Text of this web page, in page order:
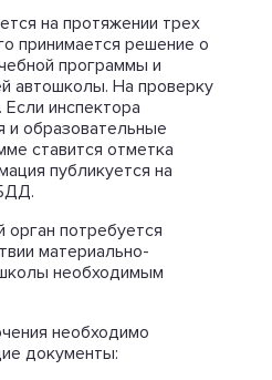
на протяжении трех
принимается решение о
программы и
автошколы. На проверку
инспектора
и образовательные
ставится отметка
публикуется на
потребуется
материально-
необходимым
необходимо
документы: